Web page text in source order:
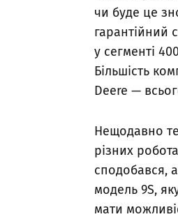
чи буде це
гарантійний
у сегменті
Більшість
Deere —
Нещодавно
різних
сподобався,
модель 9S,
мати